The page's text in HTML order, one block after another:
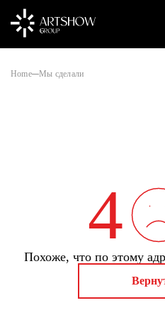
Home Мы сделали
4
Похоже, что по этому